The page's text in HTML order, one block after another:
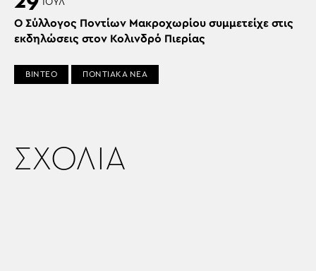
Ο Σύλλογος Ποντίων Μακροχωρίου συμμετείχε στις
εκδηλώσεις στον Κολινδρό Πιερίας
ΒΙΝΤΕΟ ΠΟΝΤΙΑΚΑ ΝΕΑ
ΣΧΟΛΙΑ